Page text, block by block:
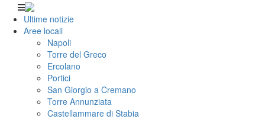
Ultime notizie
Aree locali
Napoli
Torre del Greco
Ercolano
Portici
San Giorgio a Cremano
Torre Annunziata
Castellammare di Stabia